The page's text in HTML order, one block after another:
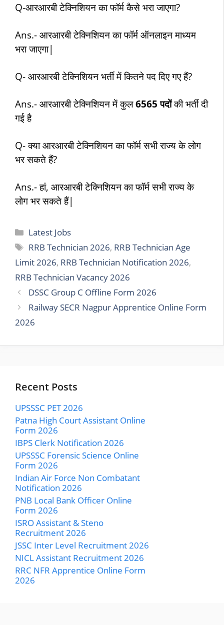
Q-आरआरबी टेक्निशियन का फॉर्म कैसे भरा जाएगा?
Ans.- आरआरबी टेक्निशियन का फॉर्म ऑनलाइन माध्यम
भरा जाएगा|
Q- आरआरबी टेक्निशियन भर्ती में कितने पद दिए गए हैं?
Ans.- आरआरबी टेक्निशियन में कुल6565 पदोंकी भर्ती दी
गई है
Q- क्या आरआरबी टेक्निशियन का फॉर्म सभी राज्य के लोग
भर सकते हैं?
Ans.- हां, आरआरबी टेक्निशियन का फॉर्म सभी राज्य के
लोग भर सकते हैं|
Categories
Latest Jobs
Tags
RRB Technician 2026, RRB Technician Age
Limit 2026, RRB Technician Notification 2026,
RRB Technician Vacancy 2026
DSSC Group C Offline Form 2026
Railway SECR Nagpur Apprentice Online Form
2026
Recent Posts
UPSSSC PET 2026
Patna High Court Assistant Online
Form 2026
IBPS Clerk Notification 2026
UPSSSC Forensic Science Online
Form 2026
Indian Air Force Non Combatant
Notification 2026
PNB Local Bank Officer Online
Form 2026
ISRO Assistant & Steno
Recruitment 2026
JSSC Inter Level Recruitment 2026
NICL Assistant Recruitment 2026
RRC NFR Apprentice Online Form
2026